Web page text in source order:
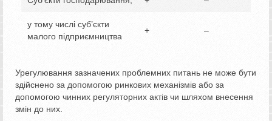
у тому числі суб’єкти
малого підприємництва
+ –
Урегулювання зазначених проблемних питань не може бути
здійснено за допомогою ринкових механізмів або за
допомогою чинних регуляторних актів чи шляхом внесення
змін до них.